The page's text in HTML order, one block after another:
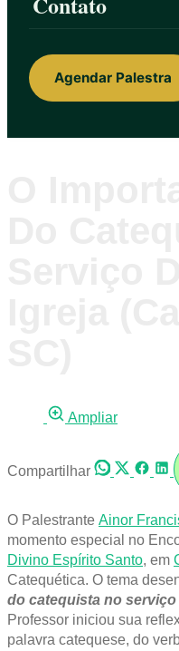
Ainor Lotério
Agendar Palestra
Ampliar
Compartilhar
O Palestrante Ainor
momento especial no
Divino Espírito Santo, em
Catequética. O tema
do catequista no
Professor iniciou sua
palavra catequese, do